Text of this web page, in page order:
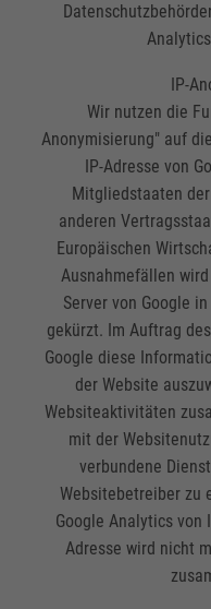
IP-
Wir nutzen die
Anonymisierung" auf
IP-Adresse von
Mitgliedstaaten
anderen
Europäischen
Ausnahmefällen
Server von Google
gekürzt. Im Auftrag
Google diese
der Website
Websiteaktivitäten
mit der
verbundene
Websitebetreiber zu
Google Analytics
Adresse wird nicht